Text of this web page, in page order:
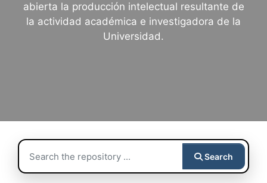
abierta la producción intelectual resultante de
la actividad académica e investigadora de la
Universidad.
Search